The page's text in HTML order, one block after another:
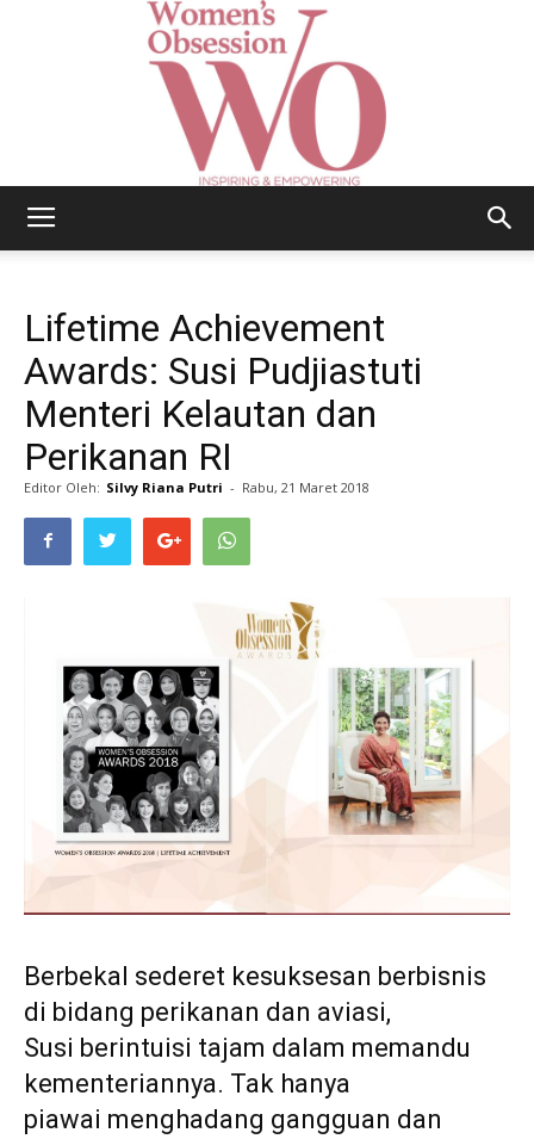
Obsession
Lifetime Achievement
Awards: Susi Pudjiastuti
Menteri Kelautan dan
Perikanan RI
Editor Oleh: Silvy Riana Putri - Rabu, 21 Maret 2018
Berbekal sederet kesuksesan berbisnis
di bidang perikanan dan aviasi,
Susi berintuisi tajam dalam memandu
kementeriannya. Tak hanya
piawai menghadang gangguan dan